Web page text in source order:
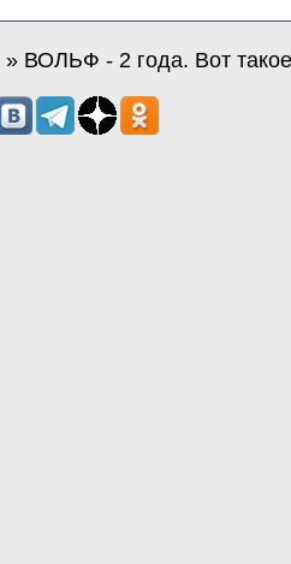
» ВОЛЬФ - 2 года. Вот